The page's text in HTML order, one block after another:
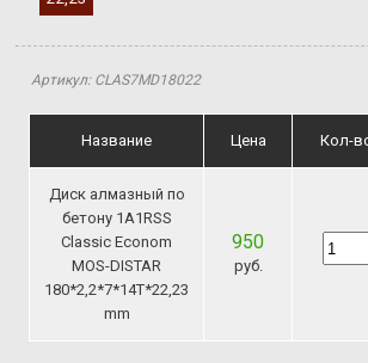
Артикул: CLAS7MD18022
Название Цена Кол-
Диск алмазный по
бетону 1A1RSS
Classic Econom
MOS-DISTAR
180*2,2*7*14Т*22,23
mm
950
руб.